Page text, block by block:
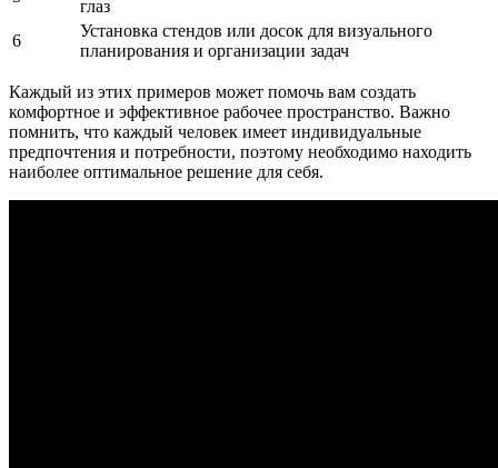
глаз
6
Установка стендов или досок для визуального
планирования и организации задач
Каждый из этих примеров может помочь вам создать
комфортное и эффективное рабочее пространство. Важно
помнить, что каждый человек имеет индивидуальные
предпочтения и потребности, поэтому необходимо находить
наиболее оптимальное решение для себя.